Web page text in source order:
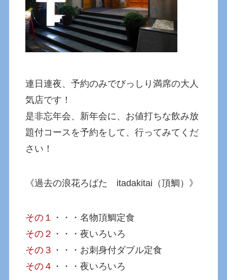
連日連夜、予約のみでびっしり満席の大人
気店です！
是非忘年会、新年会に、お値打ちな飲み放
題付コースを予約をして、行ってみてくだ
さい！
《過去の浪花ろばた itadakitai（頂鯛）》
その１ ・・・名物頂鯛定食
その２ ・・・夜いろいろ
その３ ・・・お刺身付ダブル定食
その４ ・・・夜いろいろ